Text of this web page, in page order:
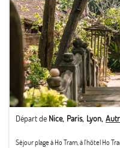
Départ de Nice Paris Lyon
Séjour plage à Ho Tram, à l'hôtel Ho